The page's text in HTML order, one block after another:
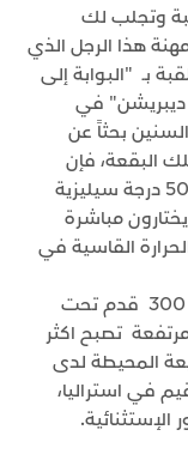
وتجلب لك
هذا الرجل الذي
بـ "البوابة إلى
ديبريشن" في
بحثاً عن
البقعة، فإن
درجات الحرارة خلال اليوم نادراً ما تقل عن 50 درجة سيليزية
يختارون مباشرة
القاسية في
تقع منطقة"دانكيل ديبريشن" على عمق 300 قدم تحت
تصبح اكثر
المحيطة لدى
في استراليا،